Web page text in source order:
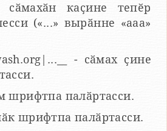
- сӑмахӑн каҫине тепӗр
(«...» вырӑнне «ааа»
- сӑмах ҫине
шрифтпа палӑртасси.
шрифтпа палӑртасси.